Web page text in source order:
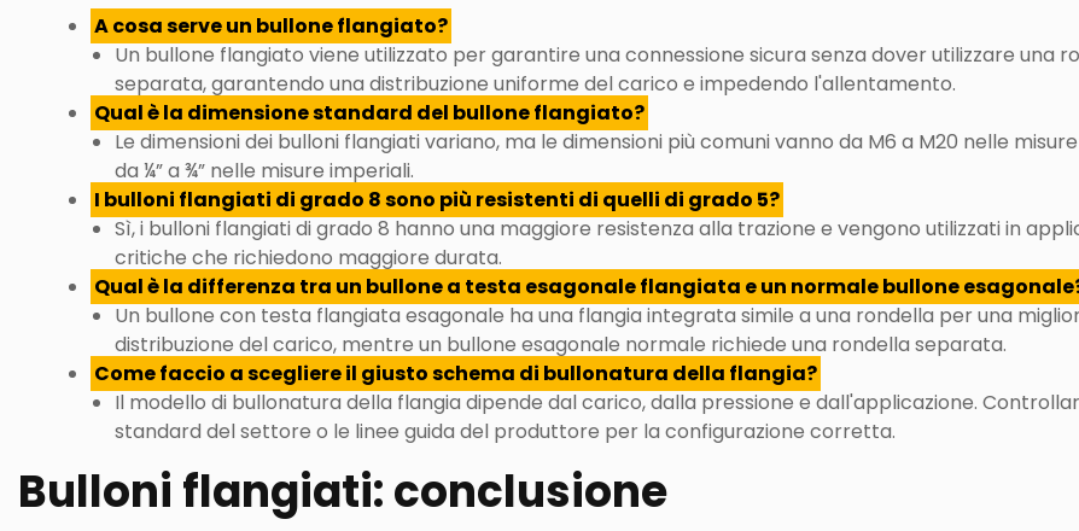
A cosa serve un bullone flangiato?
Un bullone flangiato viene utilizzato per garantire una connessione sicura senza dover utilizzare una
separata, garantendo una distribuzione uniforme del carico e impedendo l'allentamento.
Qual è la dimensione standard del bullone flangiato?
Le dimensioni dei bulloni flangiati variano, ma le dimensioni più comuni vanno da M6 a M20 nelle
da ¼” a ¾” nelle misure imperiali.
I bulloni flangiati di grado 8 sono più resistenti di quelli di grado 5?
Sì, i bulloni flangiati di grado 8 hanno una maggiore resistenza alla trazione e vengono utilizzati in
critiche che richiedono maggiore durata.
Qual è la differenza tra un bullone a testa esagonale flangiata e un normale bullone
Un bullone con testa flangiata esagonale ha una flangia integrata simile a una rondella per una
distribuzione del carico, mentre un bullone esagonale normale richiede una rondella separata.
Come faccio a scegliere il giusto schema di bullonatura della flangia?
Il modello di bullonatura della flangia dipende dal carico, dalla pressione e dall'applicazione.
standard del settore o le linee guida del produttore per la configurazione corretta.
Bulloni flangiati: conclusione